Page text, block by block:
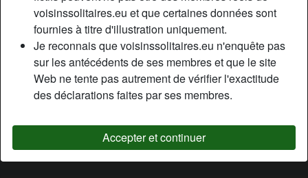
voisinssolitaires.eu et que certaines données sont
fournies à titre d'illustration uniquement.
Je reconnais que voisinssolitaires.eu n'enquête pas
sur les antécédents de ses membres et que le site
Web ne tente pas autrement de vérifier l'exactitude
des déclarations faites par ses membres.
Accepter et continuer
Bonjour. Messieurs. Je suis une femme célibataire . Vous
êtes un homme célibataire ou en couple. Vous voulez juste
un coup vite fait ou à l’heure. Vous aurez ma chatte a votre
disposition uniquement, cela m’excite grandement. Moi
aussi et juste en recherche de plaisir et de plan cul gratuit .
Elle est serrée juste ce qu’il faut. Elle est faite pour vous
amusser. (avec regarder caresser vider vos couilles).
Cherche
Homme, Hétéro